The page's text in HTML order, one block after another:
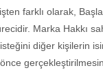
farklı olarak,
Marka Hakkı
diğer kişilerin